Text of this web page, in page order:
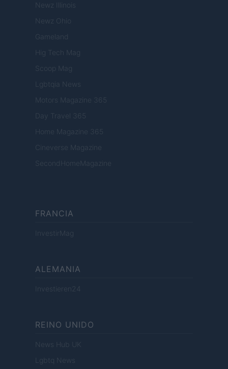
Newz Illinois
Newz Ohio
Gameland
Hig Tech Mag
Scoop Mag
Lgbtqia News
Motors Magazine 365
Day Travel 365
Home Magazine 365
Cineverse Magazine
SecondHomeMagazine
FRANCIA
InvestirMag
ALEMANIA
Investieren24
REINO UNIDO
News Hub UK
Lgbtq News